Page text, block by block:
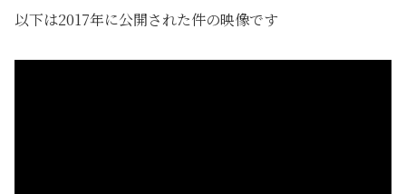
以下は2017年に公開された件の映像です